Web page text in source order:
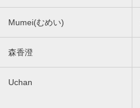
Mumei(むめい)
森香澄
Uchan